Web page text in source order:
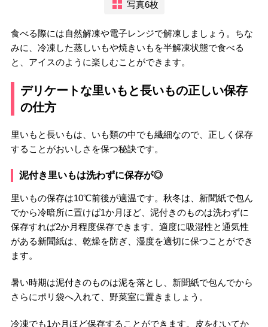
写真6枚
食べる際には自然解凍や電子レンジで解凍しましょう。ちな
みに、冷凍した蒸しいもや焼きいもを半解凍状態で食べる
と、アイスのように楽しむことができます。
デリケートな里いもと長いもの正しい保存
の仕方
里いもと長いもは、いも類の中でも繊細なので、正しく保存
することがおいしさを保つ秘訣です。
泥付き里いもは洗わずに保存が◎
里いもの保存は10℃前後が適温です。秋冬は、新聞紙で包ん
でから冷暗所に置けば1か月ほど、泥付きのものは洗わずに
保存すれば2か月程度保存できます。適度に吸湿性と通気性
がある新聞紙は、乾燥を防ぎ、湿度を適切に保つことができ
ます。
暑い時期は泥付きのものは泥を落とし、新聞紙で包んでから
さらにポリ袋へ入れて、野菜室に置きましょう。
冷凍でも1か月ほど保存することができます。皮をむいてか